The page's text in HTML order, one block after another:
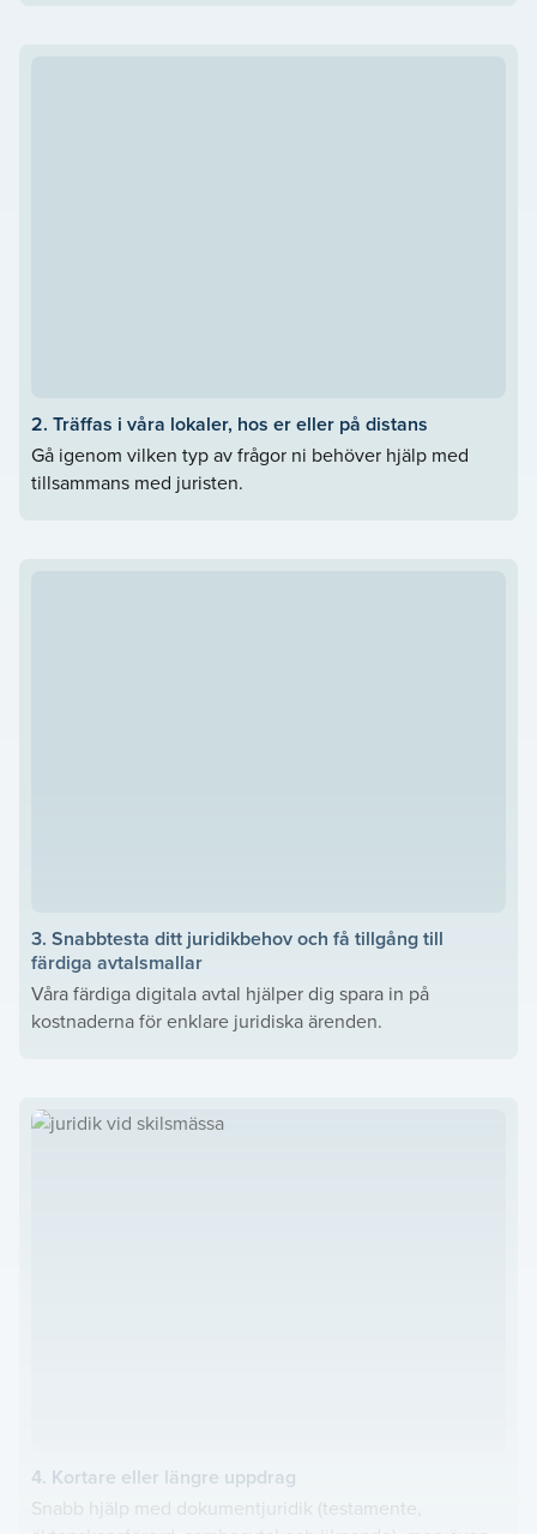
2. Träffas i våra lokaler, hos er eller på distans
Gå igenom vilken typ av frågor ni behöver hjälp med
tillsammans med juristen.
3. Snabbtesta ditt juridikbehov och få tillgång till
färdiga avtalsmallar
Våra färdiga digitala avtal hjälper dig spara in på
kostnaderna för enklare juridiska ärenden.
4. Kortare eller längre uppdrag
Snabb hjälp med dokumentjuridik (testamente,